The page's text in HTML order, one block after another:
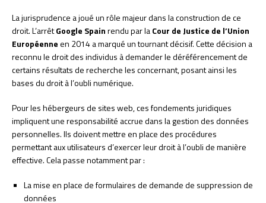
La jurisprudence a joué un rôle majeur dans la construction de ce
droit. L’arrêtGoogle Spainrendu par laCour de Justice de l’Union
Européenneen 2014 a marqué un tournant décisif. Cette décision a
reconnu le droit des individus à demander le déréférencement de
certains résultats de recherche les concernant, posant ainsi les
bases du droit à l’oubli numérique.
Pour les hébergeurs de sites web, ces fondements juridiques
impliquent une responsabilité accrue dans la gestion des données
personnelles. Ils doivent mettre en place des procédures
permettant aux utilisateurs d’exercer leur droit à l’oubli de manière
effective. Cela passe notamment par :
La mise en place de formulaires de demande de suppression de
données